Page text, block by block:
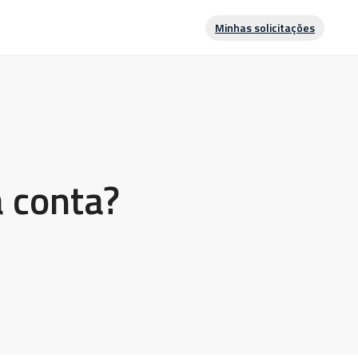
Minhas solicitações